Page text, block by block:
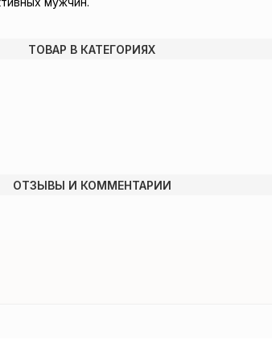
ТОВАР В КАТЕГОРИЯХ
ОТЗЫВЫ И КОММЕНТАРИИ